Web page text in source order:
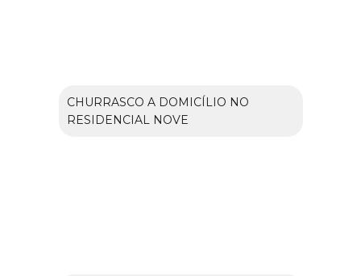
CHURRASCO A DOMICÍLIO NO
RESIDENCIAL NOVE